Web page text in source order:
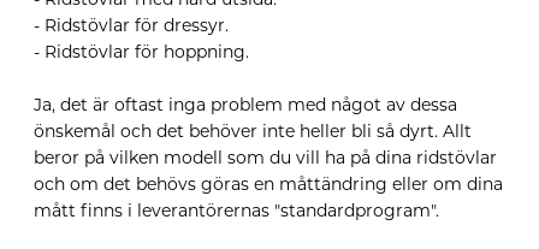
- Ridstövlar för dressyr.
- Ridstövlar för hoppning.
Ja, det är oftast inga problem med något av dessa
önskemål och det behöver inte heller bli så dyrt. Allt
beror på vilken modell som du vill ha på dina ridstövlar
och om det behövs göras en måttändring eller om dina
mått finns i leverantörernas "standardprogram".